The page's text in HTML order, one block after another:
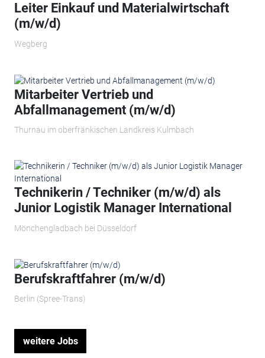
Leiter Einkauf und Materialwirtschaft
(m/w/d)
Wegberg
Mitarbeiter Vertrieb und
Abfallmanagement (m/w/d)
Thurnau im oberfränkischen Landkreis Kulmbach
Technikerin / Techniker (m/w/d) als
Junior Logistik Manager International
Mönchengladbach bei Düsseldorf
Berufskraftfahrer (m/w/d)
Berlin (Spree-Trans)
weitere Jobs